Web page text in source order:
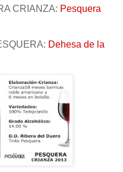
CRIANZA: Pesquera
Dehesa de la